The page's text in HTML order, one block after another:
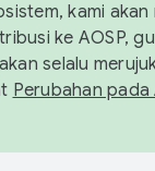
kami
ke AOSP,
akan selalu
Perubahan pada